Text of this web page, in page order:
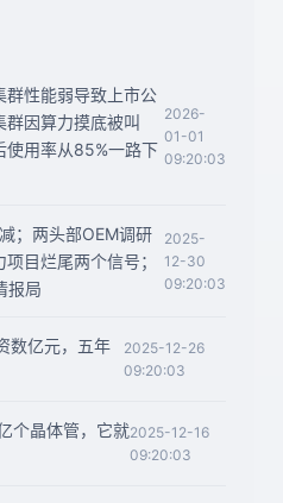
群性能弱导致上市公
群因算力摸底被叫
使用率从85%一路下
2026-
01-01
09:20:03
；两头部OEM调研
目烂尾两个信号；
报局
2025-
12-30
09:20:03
数亿元，五年
2025-12-26
09:20:03
个晶体管，它就2025-12-16
09:20:03